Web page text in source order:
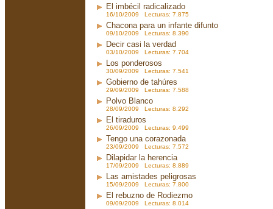
El imbécil radicalizado
16/10/2009 Lecturas: 7.875
Chacona para un infante difunto
09/10/2009 Lecturas: 8.390
Decir casi la verdad
03/10/2009 Lecturas: 7.704
Los ponderosos
30/09/2009 Lecturas: 7.541
Gobierno de tahúres
29/09/2009 Lecturas: 7.588
Polvo Blanco
28/09/2009 Lecturas: 8.292
El tiraduros
26/09/2009 Lecturas: 9.499
Tengo una corazonada
23/09/2009 Lecturas: 7.572
Dilapidar la herencia
17/09/2009 Lecturas: 8.889
Las amistades peligrosas
15/09/2009 Lecturas: 7.800
El rebuzno de Rodiezmo
09/09/2009 Lecturas: 8.014